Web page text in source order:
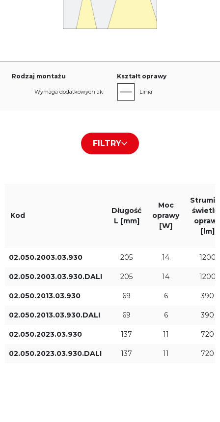
Rodzaj montażu
Wymaga dodatkowych akcesoriów montażowych
Kształt oprawy
Linia
Rodzaj przesłony/płyty Kolor obudowy
IP20
Strumień świetlny oprawy
Rodzaj sterowania
FILTRY
Kod
Długość
L [mm]
Moc
oprawy
[W]
[lm]
02.050.2003.03.930 205 14 1200
02.050.2003.03.930.DALI 205 14 1200
02.050.2013.03.930 69 6 390
02.050.2013.03.930.DALI 69 6 390
02.050.2023.03.930 137 11 720
02.050.2023.03.930.DALI 137 11 720